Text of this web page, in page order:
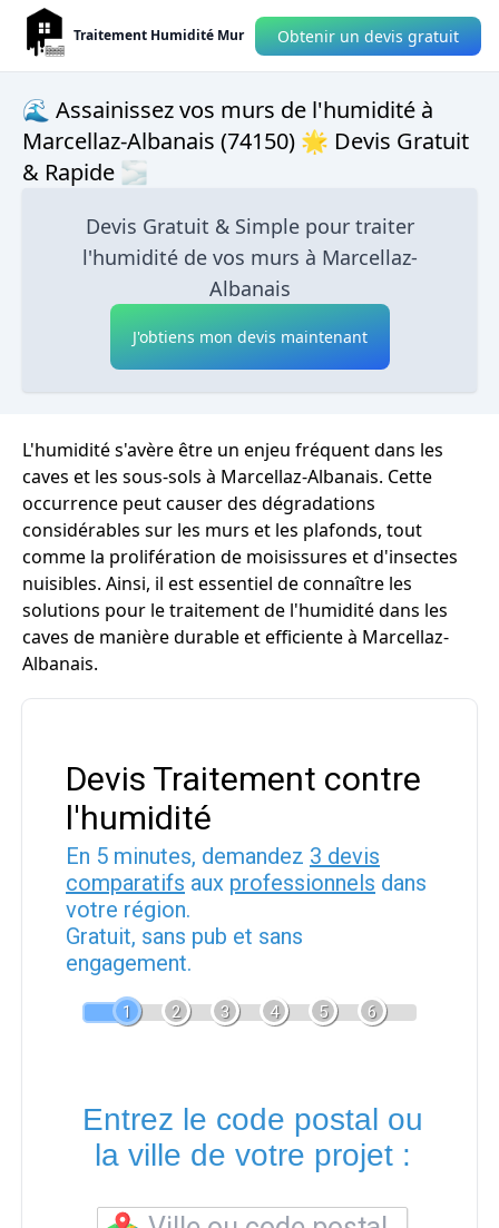
Traitement Humidité Mur Obtenir un devis gratuit
🌊 Assainissez vos murs de l'humidité à
Marcellaz-Albanais (74150) 🌟 Devis Gratuit
& Rapide 🌫
Devis Gratuit & Simple pour traiter
l'humidité de vos murs à Marcellaz-
Albanais
J'obtiens mon devis maintenant
L'humidité s'avère être un enjeu fréquent dans les
caves et les sous-sols à Marcellaz-Albanais. Cette
occurrence peut causer des dégradations
considérables sur les murs et les plafonds, tout
comme la prolifération de moisissures et d'insectes
nuisibles. Ainsi, il est essentiel de connaître les
solutions pour le traitement de l'humidité dans les
caves de manière durable et efficiente à Marcellaz-
Albanais.
Devis Traitement contre
l'humidité
En 5 minutes, demandez 3 devis
comparatifs aux professionnels dans
votre région.
Gratuit, sans pub et sans
engagement.
1 2 3 4 5 6
Entrez le code postal ou
la ville de votre projet :